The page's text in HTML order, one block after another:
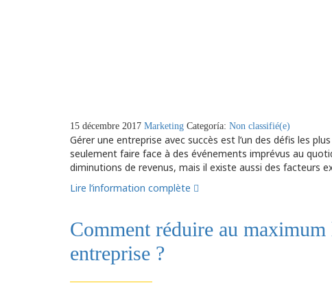
15 décembre 2017 Marketing Categoría: Non classifié(e)
Gérer une entreprise avec succès est l’un des défis les
seulement faire face à des événements imprévus au
diminutions de revenus, mais il existe aussi des facteurs
Lire l’information complète
Comment réduire au maximum
entreprise ?